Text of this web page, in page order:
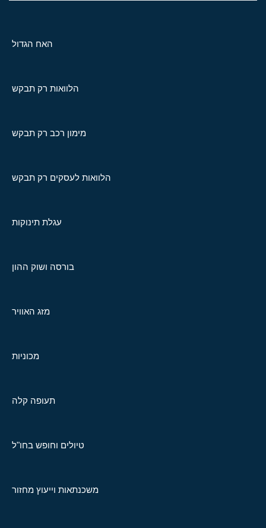
האח הגדול
הלוואות רק תבקש
מימון רכב רק תבקש
הלוואות לעסקים רק תבקש
עגלת תינוקות
בורסה ושוק ההון
מזג האוויר
מכוניות
תעופה קלה
טיולים וחופש בחו"ל
משכנתאות וייעוץ מחזור